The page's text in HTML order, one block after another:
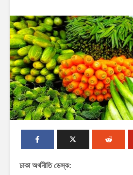
ঢাকা অর্থনীতি ডেস্ক: